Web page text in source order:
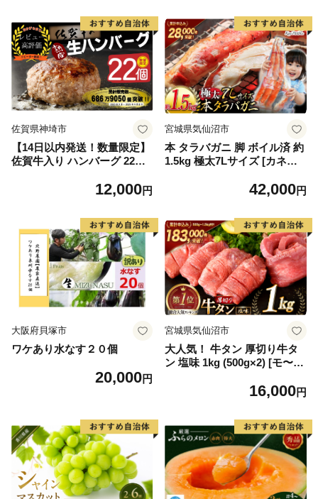
切り身 魚 わけあり
佐賀県神埼市
【14日以内発送！数量限定】
佐賀牛入り ハンバーグ 22個
毛和牛 ブランド牛 九州 ハン
(H083106)
12,000円
宮城県気仙沼市
本 タラバガニ 脚 ボイル済 約
1.5kg 極太7Lサイズ [カネダ
6] カニ かに 蟹 たらばがに た
42,000円
大阪府貝塚市
ワケあり水なす２０個
20,000円
宮城県気仙沼市
大人気！ 牛タン 厚切り牛タ
ン 塩味 1kg (500g×2) [モ〜ラ
60] 肉 牛肉 精肉 牛たん 牛タ
厚切り タン
16,000円